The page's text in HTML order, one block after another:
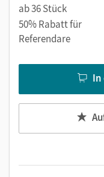
ab 36 Stück
50% Rabatt für
Referendare
In